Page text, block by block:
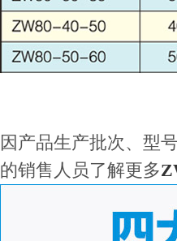
因产品生产批次、型
的销售人员了解更多